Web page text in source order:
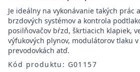
Je ideálny na vykonávanie takých prác
brzdových systémov a kontrola
posilňovačov bŕzd, škrtiacich klapiek,
výfukových plynov, modulátorov tlaku
prevodovkách atď.
Kód produktu: G01157